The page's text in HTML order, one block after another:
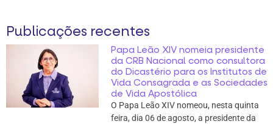
Publicações recentes
Papa Leão XIV nomeia presidente
da CRB Nacional como consultora
do Dicastério para os Institutos de
Vida Consagrada e as Sociedades
de Vida Apostólica
O Papa Leão XIV nomeou, nesta quinta
feira, dia 06 de agosto, a presidente da